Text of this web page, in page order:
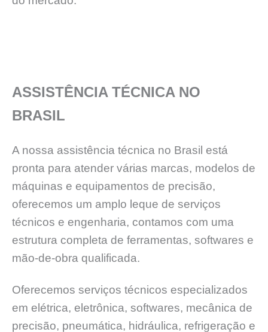
ASSISTÊNCIA TÉCNICA NO
BRASIL
A nossa assistência técnica no Brasil está
pronta para atender várias marcas, modelos de
máquinas e equipamentos de precisão,
oferecemos um amplo leque de serviços
técnicos e engenharia, contamos com uma
estrutura completa de ferramentas, softwares e
mão-de-obra qualificada.
Oferecemos serviços técnicos especializados
em elétrica, eletrônica, softwares, mecânica de
precisão, pneumática, hidráulica, refrigeração e